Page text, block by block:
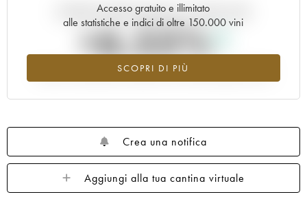
Accesso gratuito e illimitato
alle statistiche e indici di oltre 150.000 vini
SCOPRI DI PIÙ
Andamento della quotazione in tempo reale
+6.55%
Valore in aumento per l'annata 2013 nel 2026 rispetto al 2025
Crea una notifica
Aggiungi alla tua cantina virtuale